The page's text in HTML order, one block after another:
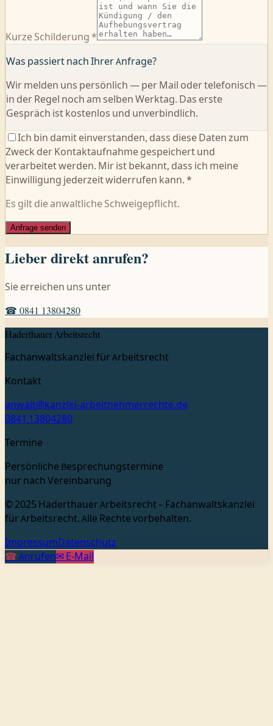
Kurze Schilderung *
Was passiert nach Ihrer Anfrage?
Wir melden uns persönlich — per Mail oder telefonisch —
in der Regel noch am selben Werktag. Das erste
Gespräch ist kostenlos und unverbindlich.
Ich bin damit einverstanden, dass diese Daten zum
Zweck der Kontaktaufnahme gespeichert und
verarbeitet werden. Mir ist bekannt, dass ich meine
Einwilligung jederzeit widerrufen kann. *
Es gilt die anwaltliche Schweigepflicht.
Anfrage senden
Lieber direkt anrufen?
Sie erreichen uns unter
☎ 0841 13804280
Haderthauer Arbeitsrecht
Fachanwaltskanzlei für Arbeitsrecht
Kontakt
anwalt@kanzlei-arbeitnehmerrechte.de
0841 13804280
Termine
Persönliche Besprechungstermine
nur nach Vereinbarung
© 2025 Haderthauer Arbeitsrecht – Fachanwaltskanzlei
für Arbeitsrecht. Alle Rechte vorbehalten.
ImpressumDatenschutz
☎Anrufen✉E-Mail